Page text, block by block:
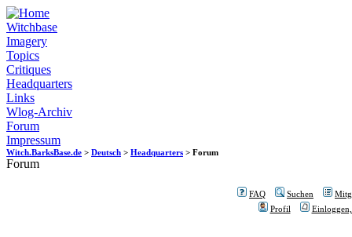
Witchbase
Imagery
Topics
Critiques
Headquarters
Links
Wlog-Archiv
Forum
Impressum
Witch.BarksBase.de > Deutsch > Headquarters > Forum
Forum
FAQ Suchen
Profil